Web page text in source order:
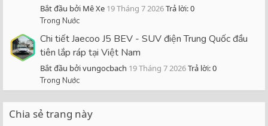
Bắt đầu bởi Mê Xe 19 Tháng 7 2026Trả lời: 0
Trong Nước
Chi tiết Jaecoo J5 BEV - SUV điện Trung Quốc đầu
tiên lắp ráp tại Việt Nam
Bắt đầu bởi vungocbach 19 Tháng 7 2026Trả lời: 0
Trong Nước
Chia sẻ trang này